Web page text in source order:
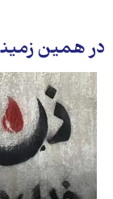
در همین